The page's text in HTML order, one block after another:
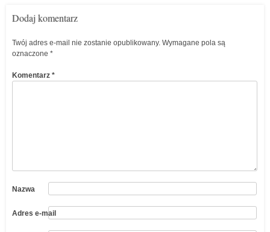
Dodaj komentarz
Twój adres e-mail nie zostanie opublikowany. Wymagane pola są
oznaczone *
Komentarz *
Nazwa
Adres e-mail